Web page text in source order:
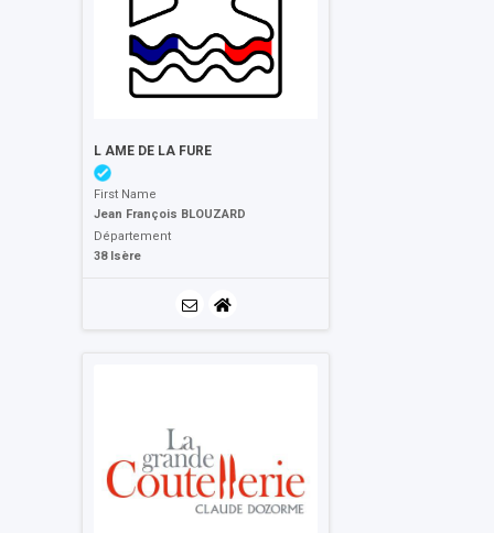
L AME DE LA FURE
First Name
Jean François BLOUZARD
Département
38 Isère